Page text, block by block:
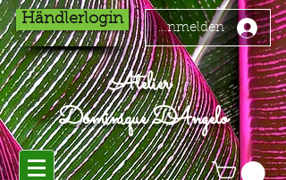
Händlerlogin
Anmelden
Atelier
Dominique D'Angelo